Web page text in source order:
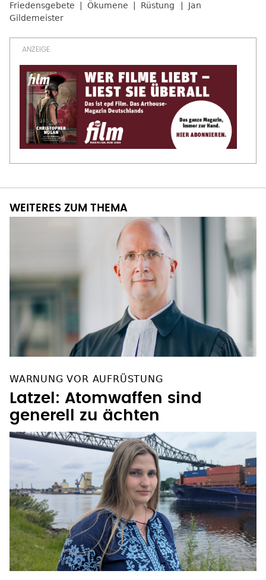
Friedensgebete
Ökumene Rüstung
Jan
Gildemeister
WEITERES ZUM THEMA
WARNUNG VOR AUFRÜSTUNG
Latzel: Atomwaffen sind
generell zu ächten